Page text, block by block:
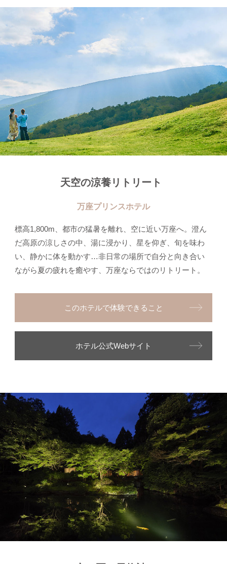
天空の涼養リトリート
万座プリンスホテル
標高1,800m、都市の猛暑を離れ、空に近い万座へ。澄ん
だ高原の涼しさの中、湯に浸かり、星を仰ぎ、旬を味わ
い、静かに体を動かす…非日常の場所で自分と向き合い
ながら夏の疲れを癒やす、万座ならではのリトリート。
このホテルで体験できること
ホテル公式Webサイト